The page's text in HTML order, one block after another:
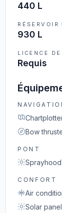
440 L
RÉSERVOIR
930 L
LICENCE DE
Requis
Bow
PONT
Sprayhood
CONFORT
Air
Solar